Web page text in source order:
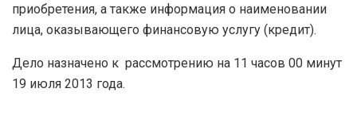
приобретения, а также информация о наименовании
лица, оказывающего финансовую услугу (кредит).
Дело назначено к рассмотрению на 11 часов 00 минут
19 июля 2013 года.